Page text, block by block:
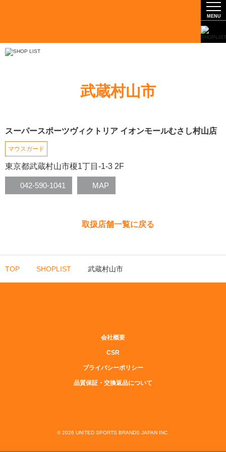
武蔵村山市
スーパースポーツヴィクトリア イオンモールむさし村山店
マウスガード
東京都武蔵村山市榎1丁目-1-3 2F
042-590-1041 MAP
取扱店舗一覧に戻る
TOP SHOPLIST 武蔵村山市
会社概要
CSR
プライバシーポリシー
品質保証・交換返品について
© 2026 UNITED SPORTS BRANDS JAPAN INC.